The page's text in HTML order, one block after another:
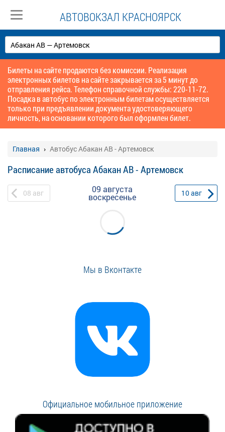
АВТОВОКЗАЛ КРАСНОЯРСК
Билеты на сайте продаются без комиссии. Реализация
электронных билетов на сайте закрывается за 5 минут до
отправления рейса. Телефон справочной службы: 220-11-72.
Посадка в автобус по электронным билетам осуществляется
только при предъявлении документа удостоверяющего
личность, на основании которого был оформлен билет.
Главная Автобус Абакан АВ - Артемовск
Расписание автобуса Абакан АВ - Артемовск
08 авг 09 августа
воскресенье 10авг
Мы в Вконтакте
Официальное мобильное приложение